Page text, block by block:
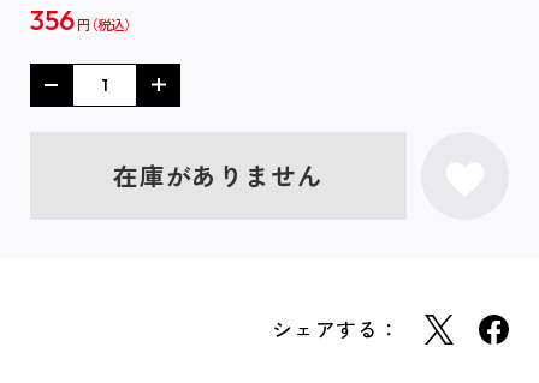
356 円
在庫がありません
シェアする：